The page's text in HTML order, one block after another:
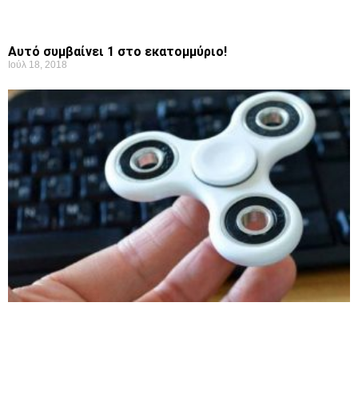
Αυτό συμβαίνει 1 στο εκατομμύριο!
Ιούλ 18, 2018